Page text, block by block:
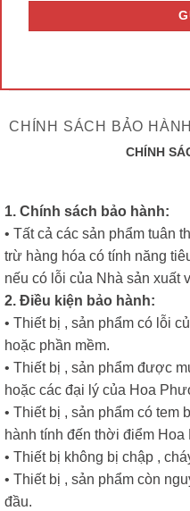
CHÍNH SÁCH BẢO HÀNH
CHÍNH
1. Chính sách bảo hành:
• Tất cả các sản phẩm tuân
trừ hàng hóa có tính năng
nếu có lỗi của Nhà sản xuất
2. Điều kiện bảo hành:
• Thiết bị , sản phẩm có lỗi
hoặc phần mềm.
• Thiết bị , sản phẩm được
hoặc các đại lý của Hoa
• Thiết bị , sản phẩm có tem
hành tính đến thời điểm
• Thiết bị không bị chập ,
• Thiết bị , sản phẩm còn
đầu.